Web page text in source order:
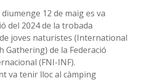
12 de maig es va
del 2024 de la trobada
joves naturistes (International
Gathering) de la Federació
(FNI-INF).
va tenir lloc al càmping